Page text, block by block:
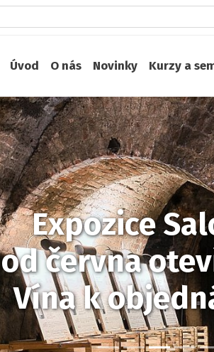
Úvod O nás Novinky Kurzy a
Expozice
od června
Vína k